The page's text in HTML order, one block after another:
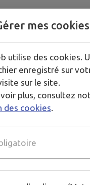
pièce jointe
la pièce jointe
mes cookies
utilise des cookies.
enregistré sur
sur le site.
plus, consultez
des cookies.